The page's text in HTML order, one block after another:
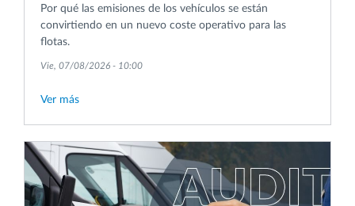
Por qué las emisiones de los vehículos se están
convirtiendo en un nuevo coste operativo para las
flotas.
Vie, 07/08/2026 - 10:00
Ver más